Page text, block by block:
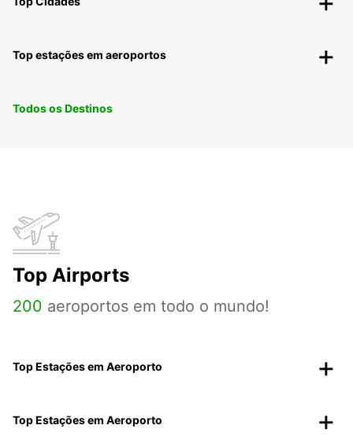
Top estações em aeroportos
Todos os Destinos
Top Airports
200 aeroportos em todo o mundo!
Top Estações em Aeroporto
Top Estações em Aeroporto